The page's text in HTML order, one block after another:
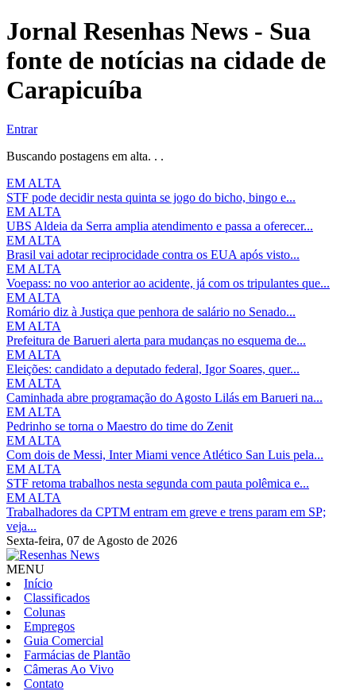
Jornal Resenhas News - Sua
fonte de notícias na cidade de
Carapicuíba
Entrar
Buscando postagens em alta. . .
EM ALTA
STF pode decidir nesta quinta se jogo do bicho, bingo e...
EM ALTA
UBS Aldeia da Serra amplia atendimento e passa a oferecer...
EM ALTA
Brasil vai adotar reciprocidade contra os EUA após visto...
EM ALTA
Voepass: no voo anterior ao acidente, já com os tripulantes que...
EM ALTA
Romário diz à Justiça que penhora de salário no Senado...
EM ALTA
Prefeitura de Barueri alerta para mudanças no esquema de...
EM ALTA
Eleições: candidato a deputado federal, Igor Soares, quer...
EM ALTA
Caminhada abre programação do Agosto Lilás em Barueri na...
EM ALTA
Pedrinho se torna o Maestro do time do Zenit
EM ALTA
Com dois de Messi, Inter Miami vence Atlético San Luis pela...
EM ALTA
STF retoma trabalhos nesta segunda com pauta polêmica e...
EM ALTA
Trabalhadores da CPTM entram em greve e trens param em SP;
veja...
Sexta-feira, 07 de Agosto de 2026
MENU
Início
Classificados
Colunas
Empregos
Guia Comercial
Farmácias de Plantão
Câmeras Ao Vivo
Contato